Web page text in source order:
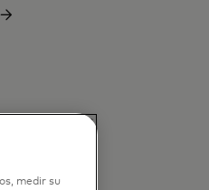
DIGITALES
medir su